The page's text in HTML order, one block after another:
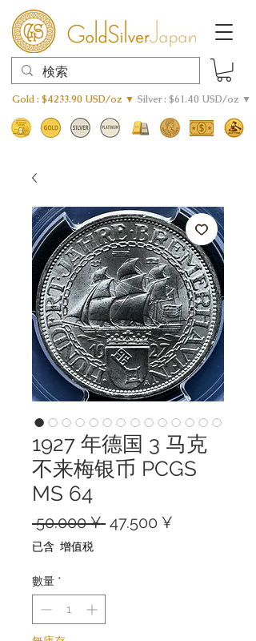
Gold : $4233.90 USD/oz ▼ Silver : $61.40 USD/oz ▼
1927 年德国 3 马克
不来梅银币 PCGS
MS 64
50.000 ¥ 一
47.500 ¥
已含 增值税
數量 *